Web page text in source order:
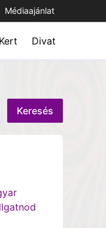
Médiaajánlat
Kert Divat
Keresés